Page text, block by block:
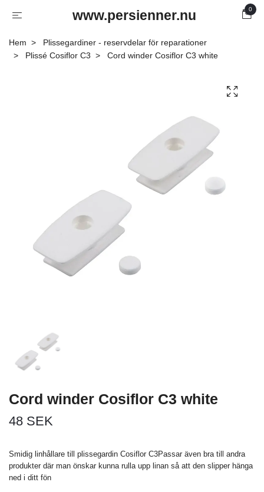
www.persienner.nu 0
Hem
Plissegardiner - reservdelar för reparationer
Plissé Cosiflor C3
Cord winder Cosiflor C3 white
Cord winder Cosiflor C3 white
48 SEK
Smidig linhållare till plissegardin Cosiflor C3Passar även bra till andra
produkter där man önskar kunna rulla upp linan så att den slipper hänga
ned i ditt fön